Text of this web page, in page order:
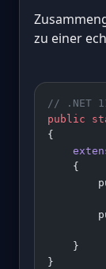
zu einer
// .NET
public
{
    {
    }
}